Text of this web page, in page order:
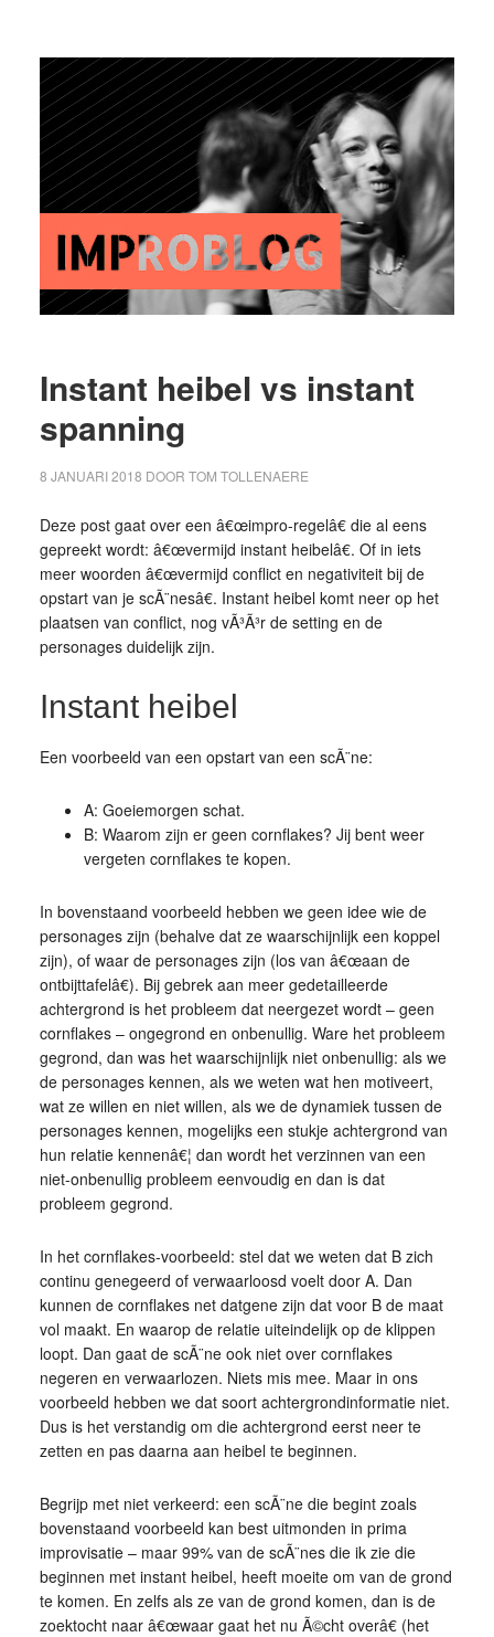
Instant heibel vs instant
spanning
8 JANUARI 2018 DOOR TOM TOLLENAERE
Deze post gaat over een â€œimpro-regelâ€ die al eens
gepreekt wordt: â€œvermijd instant heibelâ€. Of in iets
meer woorden â€œvermijd conflict en negativiteit bij de
opstart van je scÃ¨nesâ€. Instant heibel komt neer op het
plaatsen van conflict, nog vÃ³Ã³r de setting en de
personages duidelijk zijn.
Instant heibel
Een voorbeeld van een opstart van een scÃ¨ne:
A: Goeiemorgen schat.
B: Waarom zijn er geen cornflakes? Jij bent weer
vergeten cornflakes te kopen.
In bovenstaand voorbeeld hebben we geen idee wie de
personages zijn (behalve dat ze waarschijnlijk een koppel
zijn), of waar de personages zijn (los van â€œaan de
ontbijttafelâ€). Bij gebrek aan meer gedetailleerde
achtergrond is het probleem dat neergezet wordt – geen
cornflakes – ongegrond en onbenullig. Ware het probleem
gegrond, dan was het waarschijnlijk niet onbenullig: als we
de personages kennen, als we weten wat hen motiveert,
wat ze willen en niet willen, als we de dynamiek tussen de
personages kennen, mogelijks een stukje achtergrond van
hun relatie kennenâ€¦ dan wordt het verzinnen van een
niet-onbenullig probleem eenvoudig en dan is dat
probleem gegrond.
In het cornflakes-voorbeeld: stel dat we weten dat B zich
continu genegeerd of verwaarloosd voelt door A. Dan
kunnen de cornflakes net datgene zijn dat voor B de maat
vol maakt. En waarop de relatie uiteindelijk op de klippen
loopt. Dan gaat de scÃ¨ne ook niet over cornflakes
negeren en verwaarlozen. Niets mis mee. Maar in ons
voorbeeld hebben we dat soort achtergrondinformatie niet.
Dus is het verstandig om die achtergrond eerst neer te
zetten en pas daarna aan heibel te beginnen.
Begrijp met niet verkeerd: een scÃ¨ne die begint zoals
bovenstaand voorbeeld kan best uitmonden in prima
improvisatie – maar 99% van de scÃ¨nes die ik zie die
beginnen met instant heibel, heeft moeite om van de grond
te komen. En zelfs als ze van de grond komen, dan is de
zoektocht naar â€œwaar gaat het nu Ã©cht overâ€ (het